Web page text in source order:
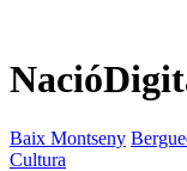
Baix Montseny
Cultura